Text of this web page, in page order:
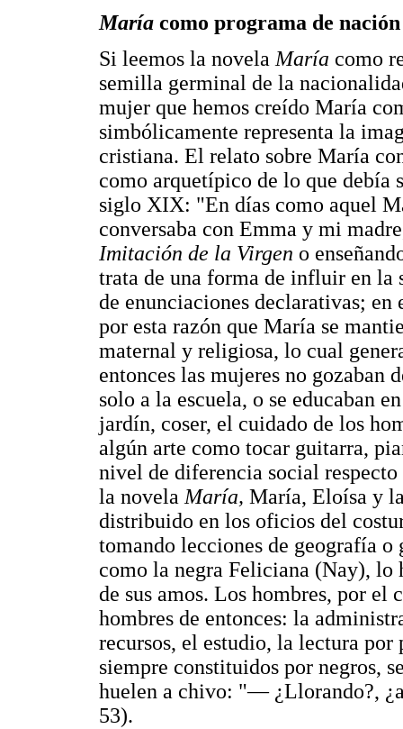
María como programa de nación
Si leemos la novela María como
semilla germinal de la
mujer que hemos creído María
simbólicamente representa la
cristiana. El relato sobre María
como arquetípico de lo que debía
siglo XIX: "En días como aquel
conversaba con Emma y mi
Imitación de la Virgen o
trata de una forma de influir en la
de enunciaciones declarativas; en
por esta razón que María se
maternal y religiosa, lo cual
entonces las mujeres no gozaban
solo a la escuela, o se educaban
jardín, coser, el cuidado de los
algún arte como tocar guitarra,
nivel de diferencia social
la novela María, María, Eloísa y
distribuido en los oficios del
tomando lecciones de geografía
como la negra Feliciana (Nay), lo
de sus amos. Los hombres, por el
hombres de entonces: la
recursos, el estudio, la lectura por
siempre constituidos por negros,
huelen a chivo: "— ¿Llorando?,
53).